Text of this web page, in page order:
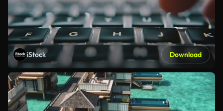
iStock Download